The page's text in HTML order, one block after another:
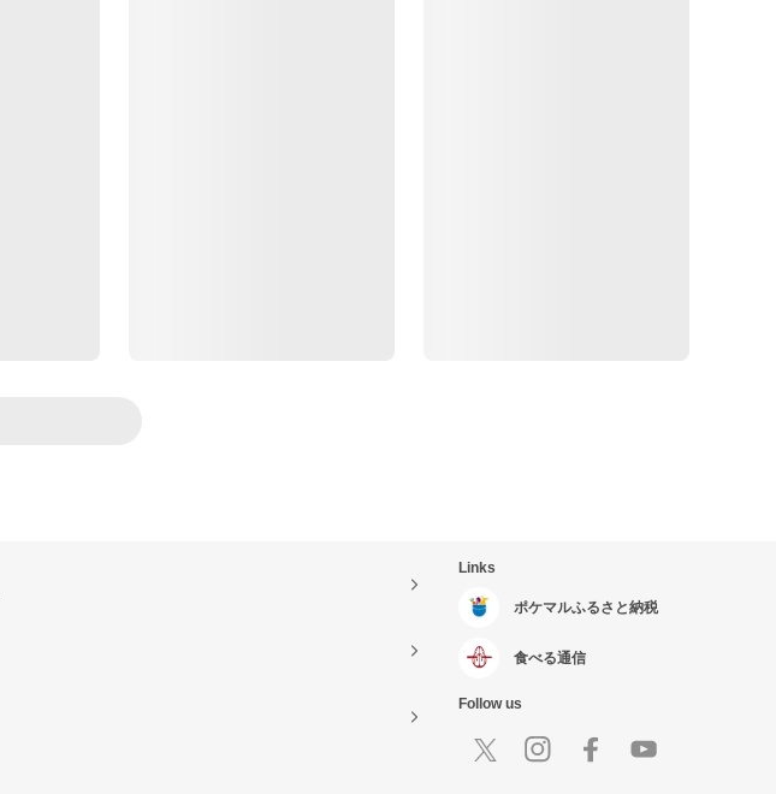
Links
ポケマルふるさと納税
食べる通信
Follow us